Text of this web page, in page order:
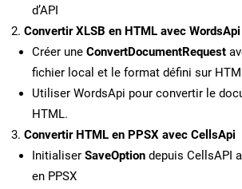
d’API
Convertir XLSB en HTML avec WordsApi
Créer une ConvertDocumentRequest
fichier local et le format défini sur
Utiliser WordsApi pour convertir le
HTML.
Convertir HTML en PPSX avec CellsApi
Initialiser SaveOption depuis CellsAPI
en PPSX